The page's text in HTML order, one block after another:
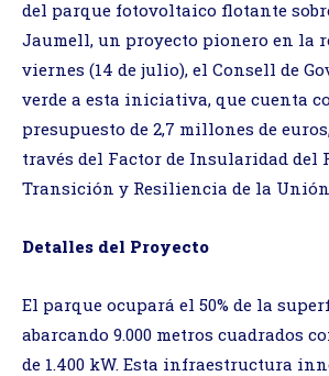
del parque fotovoltaico flotante
Jaumell, un proyecto pionero en la
viernes (14 de julio), el Consell de
verde a esta iniciativa, que cuenta
presupuesto de 2,7 millones de
través del Factor de Insularidad del
Transición y Resiliencia de la Unión
Detalles del Proyecto
El parque ocupará el 50% de la
abarcando 9.000 metros cuadrados
de 1.400 kW. Esta infraestructura